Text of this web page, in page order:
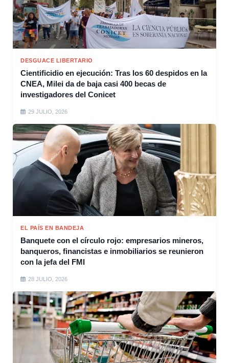
DESGUACE LIBERTARIO
Cientificidio en ejecución: Tras los 60 despidos en la
CNEA, Milei da de baja casi 400 becas de
investigadores del Conicet
29 JULIO, 2026
EL PAÍS EN BANDEJA
Banquete con el círculo rojo: empresarios mineros,
banqueros, financistas e inmobiliarios se reunieron
con la jefa del FMI
28 JULIO, 2026